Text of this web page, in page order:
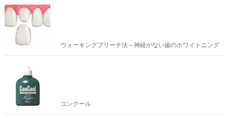
ウォーキングブリーチ法～神経がない歯のホワイトニング
コンクール